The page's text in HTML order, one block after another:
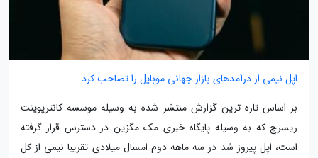
اپل نیمی از درآمدهای بازار جهانی موبایل را تصاحب کرد
بر اساس تازه ترین گزارش منتشر شده به وسیله موسسه کانترپوینت
ریسرچ که به وسیله پایگاه خبری مک مگزین در دسترس قرار گرفته
است، اپل پیروز شد در سه ماهه دوم امسال میلادی تقریبا نیمی از کل